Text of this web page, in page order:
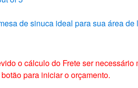
de sinuca ideal para sua área de
o cálculo do Frete ser
para iniciar o orçamento.